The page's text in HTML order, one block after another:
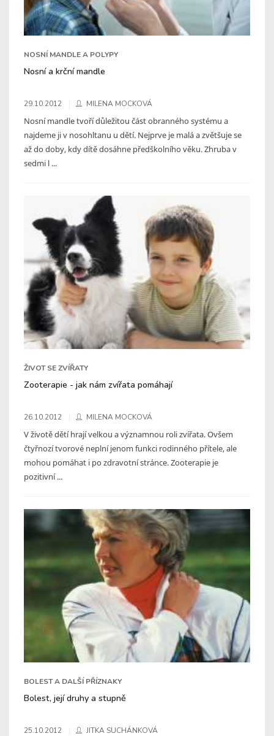
NOSNÍ MANDLE A POLYPY
Nosní a krční mandle
29.10.2012 MILENA MOCKOVÁ
Nosní mandle tvoří důležitou část obranného systému a
najdeme ji v nosohltanu u dětí. Nejprve je malá a zvětšuje se
až do doby, kdy dítě dosáhne předškolního věku. Zhruba v
sedmi l ...
ŽIVOT SE ZVÍŘATY
Zooterapie - jak nám zvířata pomáhají
26.10.2012 MILENA MOCKOVÁ
V životě dětí hrají velkou a významnou roli zvířata. Ovšem
čtyřnozí tvorové neplní jenom funkci rodinného přítele, ale
mohou pomáhat i po zdravotní stránce. Zooterapie je
pozitivní ...
BOLEST A DALŠÍ PŘÍZNAKY
Bolest, její druhy a stupně
25.10.2012 JITKA SUCHÁNKOVÁ